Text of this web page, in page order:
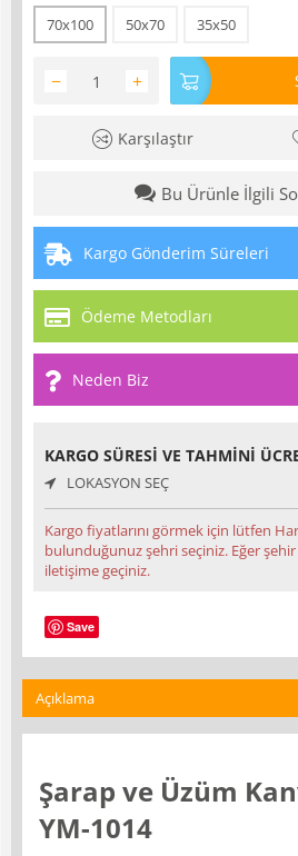
70x100 50x70 35x50
+
−
Karşılaştır
Bu Ürünle İlgili
Kargo Gönderim Süreleri
Ödeme Metodları
Neden Biz
KARGO SÜRESI VE TAHMINI
LOKASYON SEÇ
Kargo fiyatlarını görmek için lütfen
bulunduğunuz şehri seçiniz. Eğer
iletişime geçiniz.
Save
Açıklama
Şarap ve Üzüm
YM-1014